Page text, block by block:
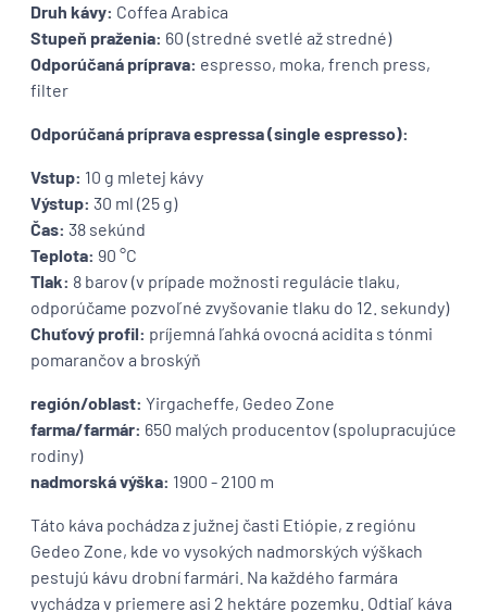
Druh kávy: Coffea Arabica
Stupeň praženia: 60 (stredné svetlé až stredné)
Odporúčaná príprava: espresso, moka, french press,
filter
Odporúčaná príprava espressa (single espresso):
Vstup: 10 g mletej kávy
Výstup: 30 ml (25 g)
Čas: 38 sekúnd
Teplota: 90 °C
Tlak: 8 barov (v prípade možnosti regulácie tlaku,
odporúčame pozvoľné zvyšovanie tlaku do 12. sekundy)
Chuťový profil: príjemná ľahká ovocná acidita s tónmi
pomarančov a broskýň
región/oblast: Yirgacheffe, Gedeo Zone
farma/farmár: 650 malých producentov (spolupracujúce
rodiny)
nadmorská výška: 1900 - 2100 m
Táto káva pochádza z južnej časti Etiópie, z regiónu
Gedeo Zone, kde vo vysokých nadmorských výškach
pestujú kávu drobní farmári. Na každého farmára
vychádza v priemere asi 2 hektáre pozemku. Odtiaľ káva